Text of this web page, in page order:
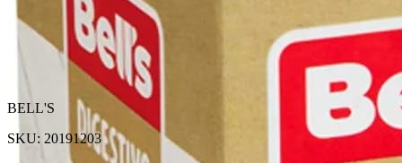
BELL'S
SKU: 20191203